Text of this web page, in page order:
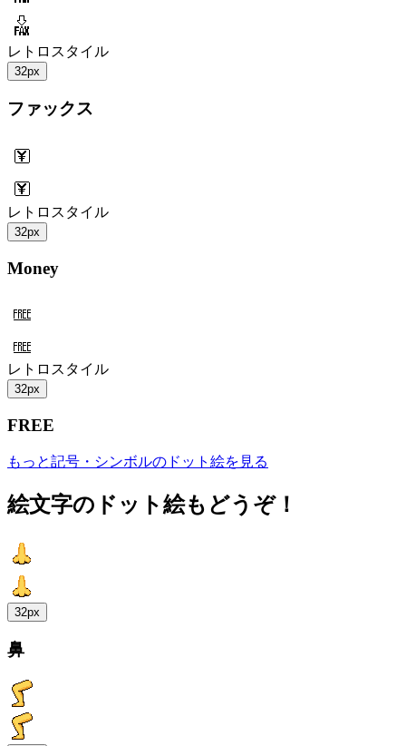
レトロスタイル
32px
ファックス
レトロスタイル
32px
Money
レトロスタイル
32px
FREE
もっと記号・シンボルのドット絵を見る
絵文字のドット絵もどうぞ！
32px
鼻